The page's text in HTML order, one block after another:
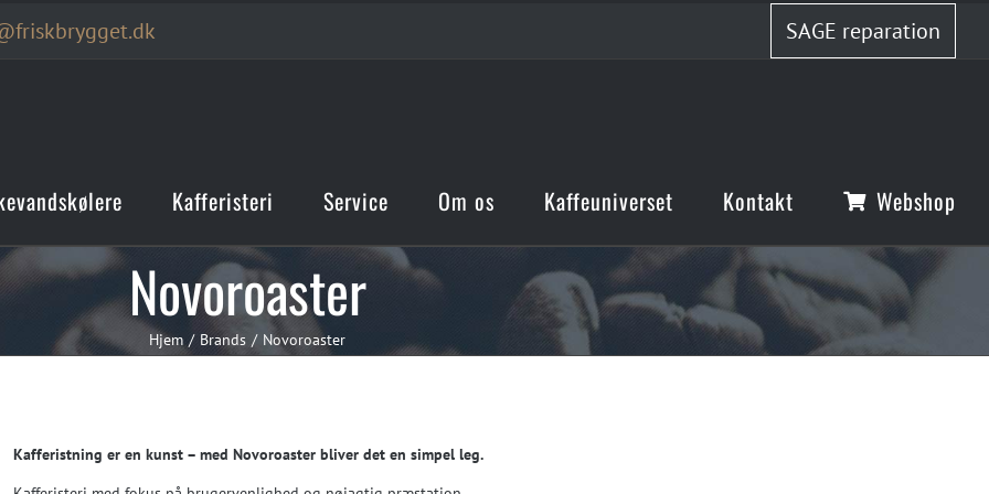
SAGE reparation
Kafferisteri Service Om os Kaffeuniverset Kontakt Webshop
Novoroaster
Hjem Brands Novoroaster
Kafferistning er en kunst – med Novoroaster bliver det en simpel leg.